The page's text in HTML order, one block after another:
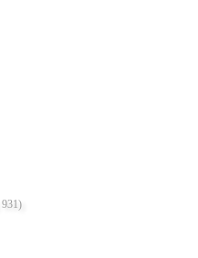
931)